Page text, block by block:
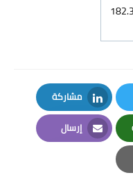
مشاركة
LinkedIn
إرسال
Email